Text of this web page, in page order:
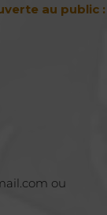
au public :
ou